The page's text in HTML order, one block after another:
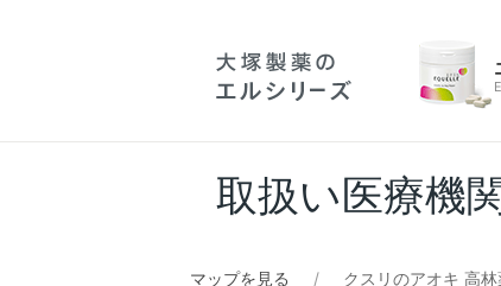
取扱い医療機
マップを見る クスリのアオキ 高林